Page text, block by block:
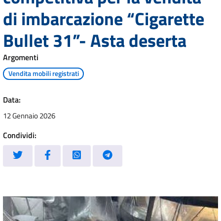
di imbarcazione “Cigarette
Bullet 31”- Asta deserta
Argomenti
Vendita mobili registrati
Data:
12 Gennaio 2026
Condividi: